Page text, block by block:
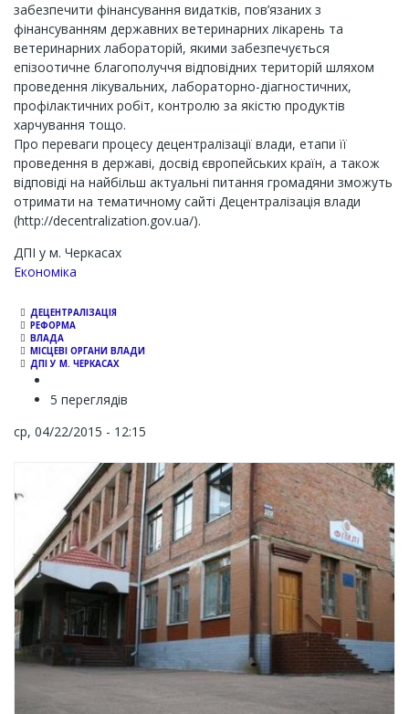
забезпечити фінансування видатків, пов’язаних з
фінансуванням державних ветеринарних лікарень та
ветеринарних лабораторій, якими забезпечується
епізоотичне благополуччя відповідних територій шляхом
проведення лікувальних, лабораторно-діагностичних,
профілактичних робіт, контролю за якістю продуктів
харчування тощо.
Про переваги процесу децентралізації влади, етапи її
проведення в державі, досвід європейських країн, а також
відповіді на найбільш актуальні питання громадяни зможуть
отримати на тематичному сайті Децентралізація влади
(http://decentralization.gov.ua/).
ДПІ у м. Черкасах
Економіка
ДЕЦЕНТРАЛІЗАЦІЯ
РЕФОРМА
ВЛАДА
МІСЦЕВІ ОРГАНИ ВЛАДИ
ДПІ У М. ЧЕРКАСАХ
5 переглядів
ср, 04/22/2015 - 12:15